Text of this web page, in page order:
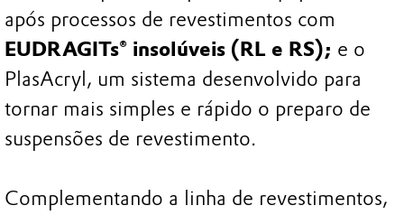
após processos de revestimentos com
EUDRAGITs® insolúveis (RL e RS); e o
PlasAcryl, um sistema desenvolvido para
tornar mais simples e rápido o preparo de
suspensões de revestimento.
Complementando a linha de revestimentos,